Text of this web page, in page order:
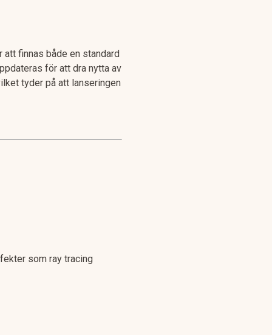
att finnas både en standard
för att dra nytta av
tyder på att lanseringen
som ray tracing